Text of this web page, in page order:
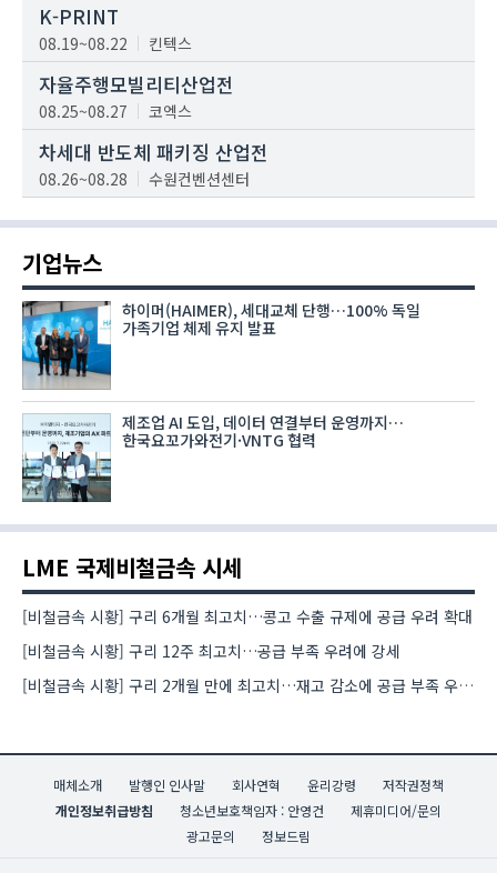
K-PRINT
08.19~08.22 킨텍스
자율주행모빌리티산업전
08.25~08.27 코엑스
차세대 반도체 패키징 산업전
08.26~08.28 수원컨벤션센터
기업뉴스
하이머(HAIMER), 세대교체 단행…100% 독일
가족기업 체제 유지 발표
제조업 AI 도입, 데이터 연결부터 운영까지…
한국요꼬가와전기·VNTG 협력
LME 국제비철금속 시세
[비철금속 시황] 구리 6개월 최고치…콩고 수출 규제에 공급 우려 확대
[비철금속 시황] 구리 12주 최고치…공급 부족 우려에 강세
[비철금속 시황] 구리 2개월 만에 최고치…재고 감소에 공급 부족 우려 확대
매체소개 발행인 인사말 회사연혁 윤리강령
저작권정책
개인정보취급방침
청소년보호책임자 : 안영건
제휴미디어/문의
광고문의
정보드림